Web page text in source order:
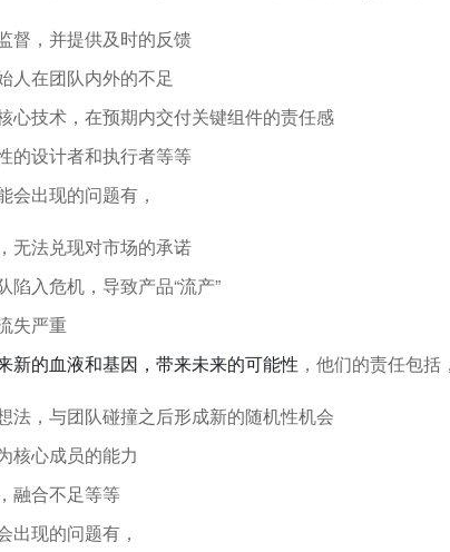
督，并提供及时的反馈
人在团队内外的不足
心技术，在预期内交付关键组件的责任感
的设计者和执行者等等
会出现的问题有，
无法兑现对市场的承诺
陷入危机，导致产品“流产”
失严重
新的血液和基因，带来未来的可能性 ，他们的责任包括，
法，与团队碰撞之后形成新的随机性机会
核心成员的能力
融合不足等等
出现的问题有，